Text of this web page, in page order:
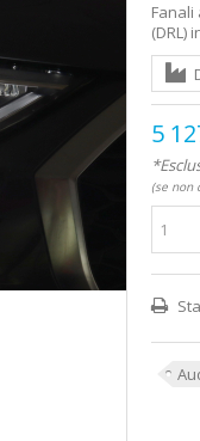
Fanali
(DRL)
5
(se non